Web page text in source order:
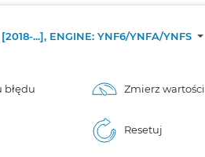
...], ENGINE: YNF6/YNFA/YNFS
błędu Zmierz wartości
Resetuj